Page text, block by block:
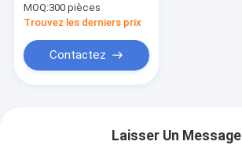
MOQ:300 pièces
Trouvez les derniers prix
Contactez
Laisser Un Message